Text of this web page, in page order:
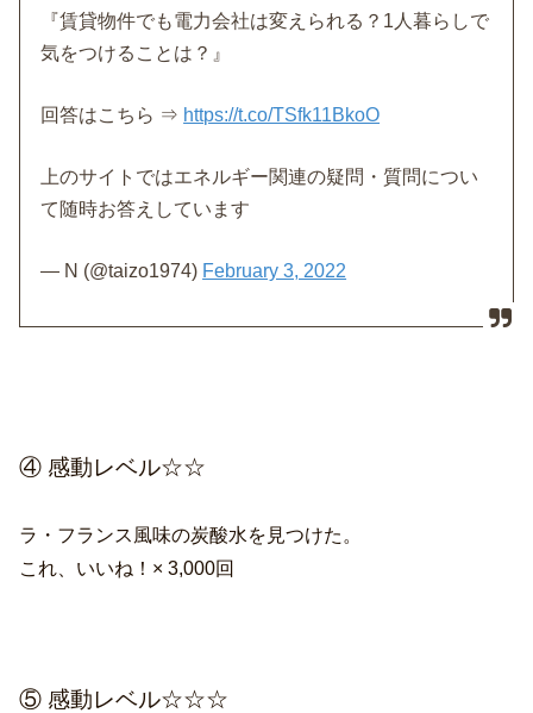
『賃貸物件でも電力会社は変えられる？1人暮らしで
気をつけることは？』
回答はこちら ⇒ https://t.co/TSfk11BkoO
上のサイトではエネルギー関連の疑問・質問につい
て随時お答えしています
— N (@taizo1974) February 3, 2022
④ 感動レベル☆☆
ラ・フランス風味の炭酸水を見つけた。
これ、いいね！× 3,000回
⑤ 感動レベル☆☆☆